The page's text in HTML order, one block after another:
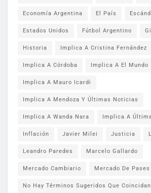
Economía Argentina El País
Estados Unidos Fútbol Argentino
Historia Implica A Cristina Fernández
Implica A Córdoba Implica A El Mundo
Implica A Mauro Icardi
Implica A Mendoza Y Últimas Noticias
Implica A Wanda Nara Implica A
Inflación Javier Milei Justicia
Leandro Paredes Marcelo Gallardo
Mercado Cambiario Mercado De Pases
No Hay Términos Sugeridos Que